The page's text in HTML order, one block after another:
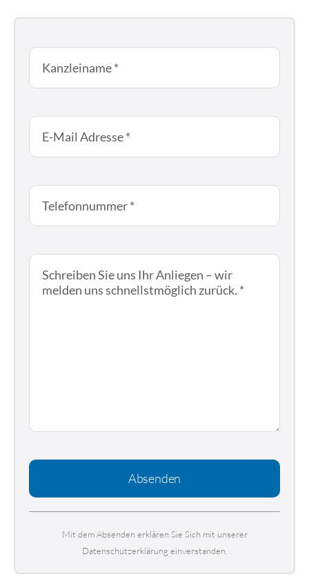
Absenden
Mit dem Absenden erklären Sie Sich mit unserer
Datenschutzerklärung einverstanden.